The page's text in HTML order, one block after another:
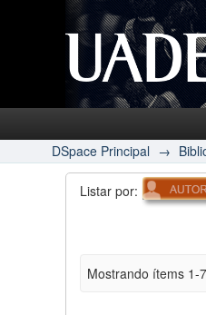
DSpace Principal →
Listar por:
Mostrando ítems 1-